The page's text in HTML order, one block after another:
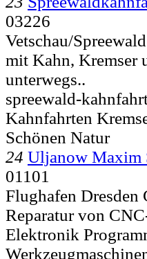
03226
Vetschau/Spreewald
mit Kahn, Kremser
unterwegs..
spreewald-
Kahnfahrten
Schönen Natur
24 Uljanow Maxim
01101
Flughafen Dresden
Reparatur von
Elektronik